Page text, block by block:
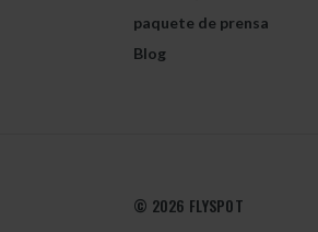
paquete de prensa
Blog
© 2026 FLYSPOT